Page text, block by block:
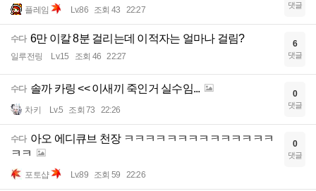
플레임 Lv.86 조회 43 22:27 댓글
수다 6만 이칼 8분 걸리는데 이적자는 얼마나 걸림?
일루전링 Lv.15 조회 46 22:27
6
댓글
수다 솔까 카링 << 이새끼 죽인거 실수임...
차키 Lv.5 조회 73 22:26
0
댓글
수다 아오 에디큐브 천장 ㅋㅋㅋㅋㅋㅋㅋㅋㅋㅋㅋㅋㅋㅋ
ㅋㅋ
포토샵 Lv.89 조회 59 22:26
0
댓글